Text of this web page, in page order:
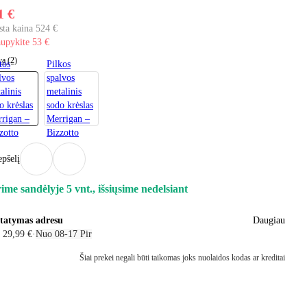
€
kaina 524 €
53 €
(2)
krėslas
–
Pilkos
spalvos
metalinis
sodo krėslas
Merrigan –
Bizzotto
sandėlyje 5 vnt., išsiųsime nedelsiant
adresu
29,99 €·Nuo 08‑17 Pir
Daugiau
Šiai prekei negali būti taikomas joks nuolaidos kodas ar kreditai